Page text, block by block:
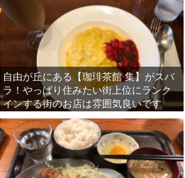
自由が丘にある【珈琲茶館 集】がスバ
ラ！やっぱり住みたい街上位にランク
インする街のお店は雰囲気良いです
ね！